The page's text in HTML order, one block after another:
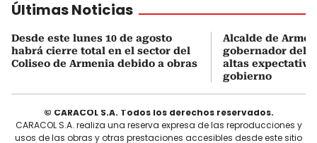
Últimas Noticias
Desde este lunes 10 de agosto
habrá cierre total en el sector del
Coliseo de Armenia debido a obras
Alcalde de
gobernador del
altas
gobierno
© CARACOL S.A. Todos los derechos reservados.
CARACOL S.A. realiza una reserva expresa de las reproducciones y
usos de las obras y otras prestaciones accesibles desde este sitio